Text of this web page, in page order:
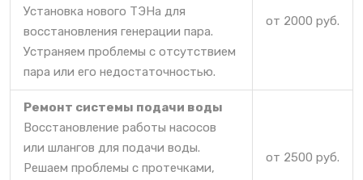
Установка нового ТЭНа для
восстановления генерации пара.
Устраняем проблемы с отсутствием
пара или его недостаточностью.
от 2000 руб.
Ремонт системы подачи воды
Восстановление работы насосов
или шлангов для подачи воды.
Решаем проблемы с протечками,
от 2500 руб.